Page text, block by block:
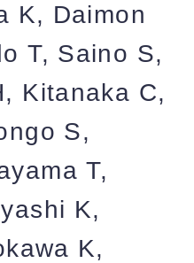
K, Daimon
T, Saino S,
Kitanaka C,
S,
T,
K,
K,